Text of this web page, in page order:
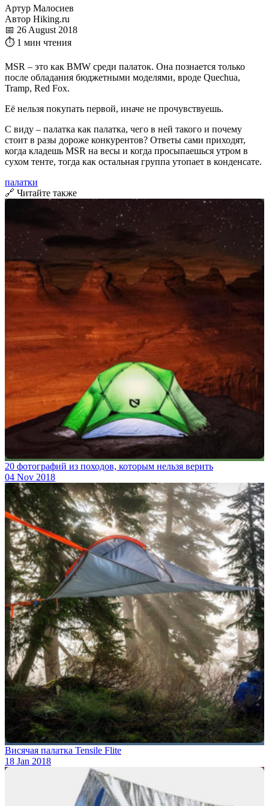
Артур Малосиев
Автор Hiking.ru
📅 26 August 2018
⏱ 1 мин чтения
MSR – это как BMW среди палаток. Она познается только
после обладания бюджетными моделями, вроде Quechua,
Tramp, Red Fox.
Её нельзя покупать первой, иначе не прочувствуешь.
С виду – палатка как палатка, чего в ней такого и почему
стоит в разы дороже конкурентов? Ответы сами приходят,
когда кладешь MSR на весы и когда просыпаешься утром в
сухом тенте, тогда как остальная группа утопает в конденсате.
палатки
🔗 Читайте также
20 фотографий из походов, которым нельзя верить
04 Nov 2018
Висячая палатка Tensile Flite
18 Jan 2018